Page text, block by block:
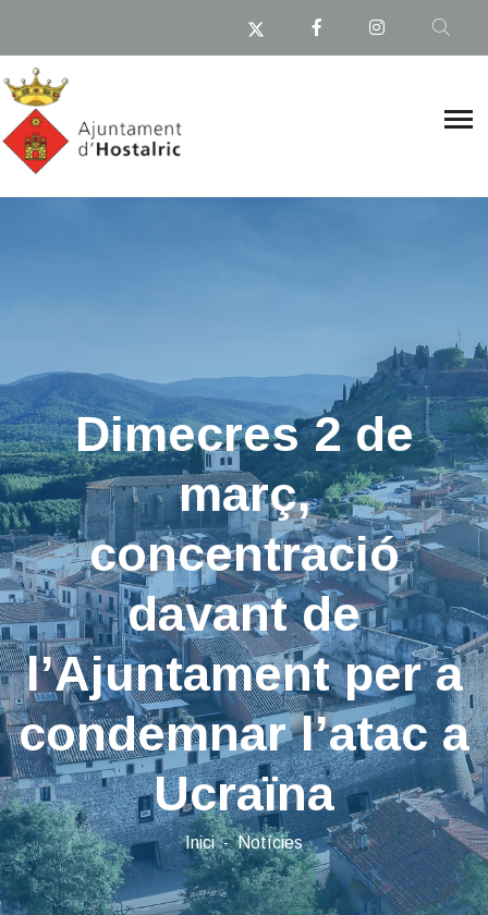
Dimecres 2 de
març,
concentració
davant de
l’Ajuntament per a
condemnar l’atac a
Ucraïna
Inici Notícies